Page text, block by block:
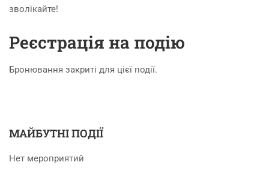
зволікайте!
Реєстрація на подію
Бронювання закриті для цієї події.
МАЙБУТНІ ПОДІЇ
Нет мероприятий